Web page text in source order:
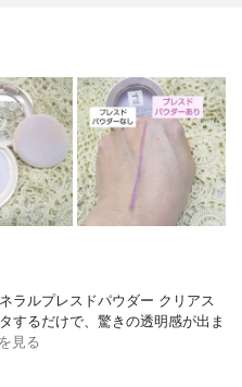
ラルプレスドパウダー クリアス
するだけで、驚きの透明感が出ま
見る